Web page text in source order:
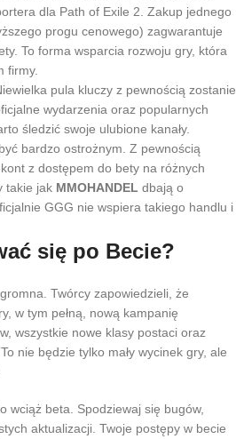
dla Path of Exile 2. Zakup jednego
progu cenowego) zagwarantuje
To forma wsparcia rozwoju gry, która
firmy.
pula kluczy z pewnością zostanie
wydarzenia oraz popularnych
śledzić swoje ulubione kanały.
bardzo ostrożnym. Z pewnością
z dostępem do bety na różnych
takie jak MMOHANDEL dbają o
GGG nie wspiera takiego handlu i
się po Becie?
Twórcy zapowiedzieli, że
w tym pełną, nową kampanię
wszystkie nowe klasy postaci oraz
nie będzie tylko mały wycinek gry, ale
wciąż beta. Spodziewaj się bugów,
aktualizacji. Twoje postępy w becie